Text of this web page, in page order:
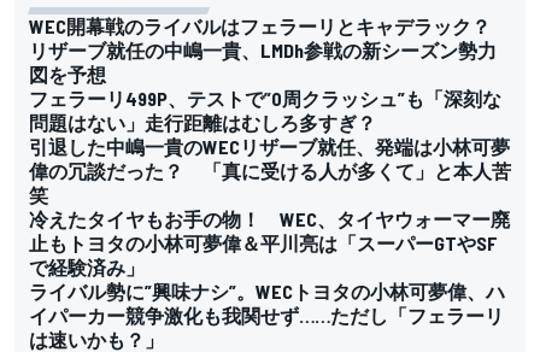
WEC開幕戦のライバルはフェラーリとキャデラック？
リザーブ就任の中嶋一貴、LMDh参戦の新シーズン勢力
図を予想
フェラーリ499P、テストで”0周クラッシュ”も「深刻な
問題はない」走行距離はむしろ多すぎ？
引退した中嶋一貴のWECリザーブ就任、発端は小林可夢
偉の冗談だった？ 「真に受ける人が多くて」と本人苦
笑
冷えたタイヤもお手の物！ WEC、タイヤウォーマー廃
止もトヨタの小林可夢偉＆平川亮は「スーパーGTやSF
で経験済み」
ライバル勢に”興味ナシ”。WECトヨタの小林可夢偉、ハ
イパーカー競争激化も我関せず……ただし「フェラーリ
は速いかも？」